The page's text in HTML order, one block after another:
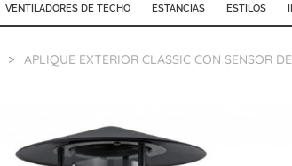
VENTILADORES DE TECHO ESTANCIAS ESTILOS
APLIQUE EXTERIOR CLASSIC CON SENSOR